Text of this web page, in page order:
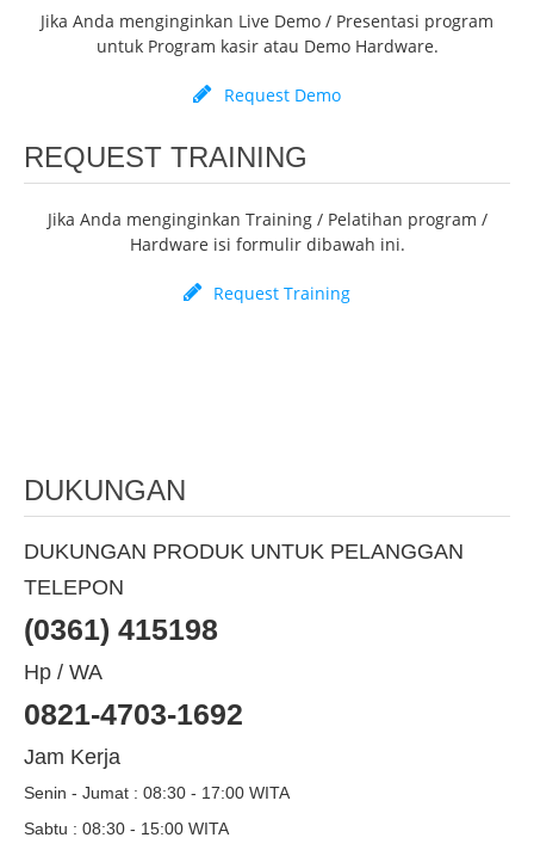
Jika Anda menginginkan Live Demo / Presentasi program
untuk Program kasir atau Demo Hardware.
Request Demo
REQUEST TRAINING
Jika Anda menginginkan Training / Pelatihan program /
Hardware isi formulir dibawah ini.
Request Training
DUKUNGAN
DUKUNGAN PRODUK UNTUK PELANGGAN
TELEPON
(0361) 415198
Hp / WA
0821-4703-1692
Jam Kerja
Senin - Jumat : 08:30 - 17:00 WITA
Sabtu : 08:30 - 15:00 WITA